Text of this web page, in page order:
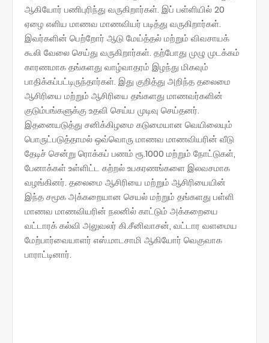
ஆகியோர் பணிபுரிந்து வருகிறார்கள். இப் பள்ளியில் 20
ஏழை எளிய மாணவ மாணவியர் படித்து வருகிறார்கள்.
இவர்களின் பெற்றோர் ஆடு மேய்த்தல் மற்றும் விவசாயக்
கூலி வேலை செய்து வருகிறார்கள். தற்போது முழு முடக்கம்
காரணமாக தங்களது வாழ்வாதரம் இழந்து மிகவும்
பாதிக்கப்பட்டிருந்தார்கள். இது குறித்து அறிந்த தலைமை
ஆசிரியை மற்றும் ஆசிரியை தங்களது மாணவர்களின்
குடும்பங்களுக்கு உதவி செய்ய முடிவு செய்தனர்.
இதனையடுத்து சனிக்கிழமை கடுமையான வெயிலையும்
பொருட்படுத்தாமல் ஒவ்வொரு மாணவ மாணவியரின் வீடு
தேடிச் சென்று ரொக்கப் பணம் ரூ.1000 மற்றும் நோட்டுகள்,
பேனாக்கள் உள்ளிட்ட கற்றல் உபகரணங்களை இலவசமாக
வழங்கினர். தலைமை ஆசிரியை மற்றும் ஆசிரியையின்
இந்த சமூக அக்கறையான செயல் மற்றும் தங்களது பள்ளி
மாணவ மாணவியரின் நலனில் காட்டும் அக்கறையை
வட்டாரக் கல்வி அலுவலர் கி.சீனிவாசன், வட்டார வளமைய
மேற்பார்வையாளர் எஸ்.மாடசாமி ஆகியோர் வெகுவாக
பாராட்டினார்.